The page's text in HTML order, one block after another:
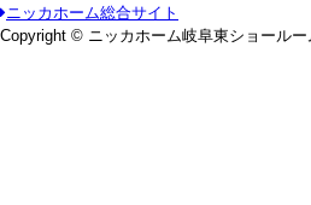
ニッカホーム総合サイト
Copyright © ニッカホーム岐阜東ショール